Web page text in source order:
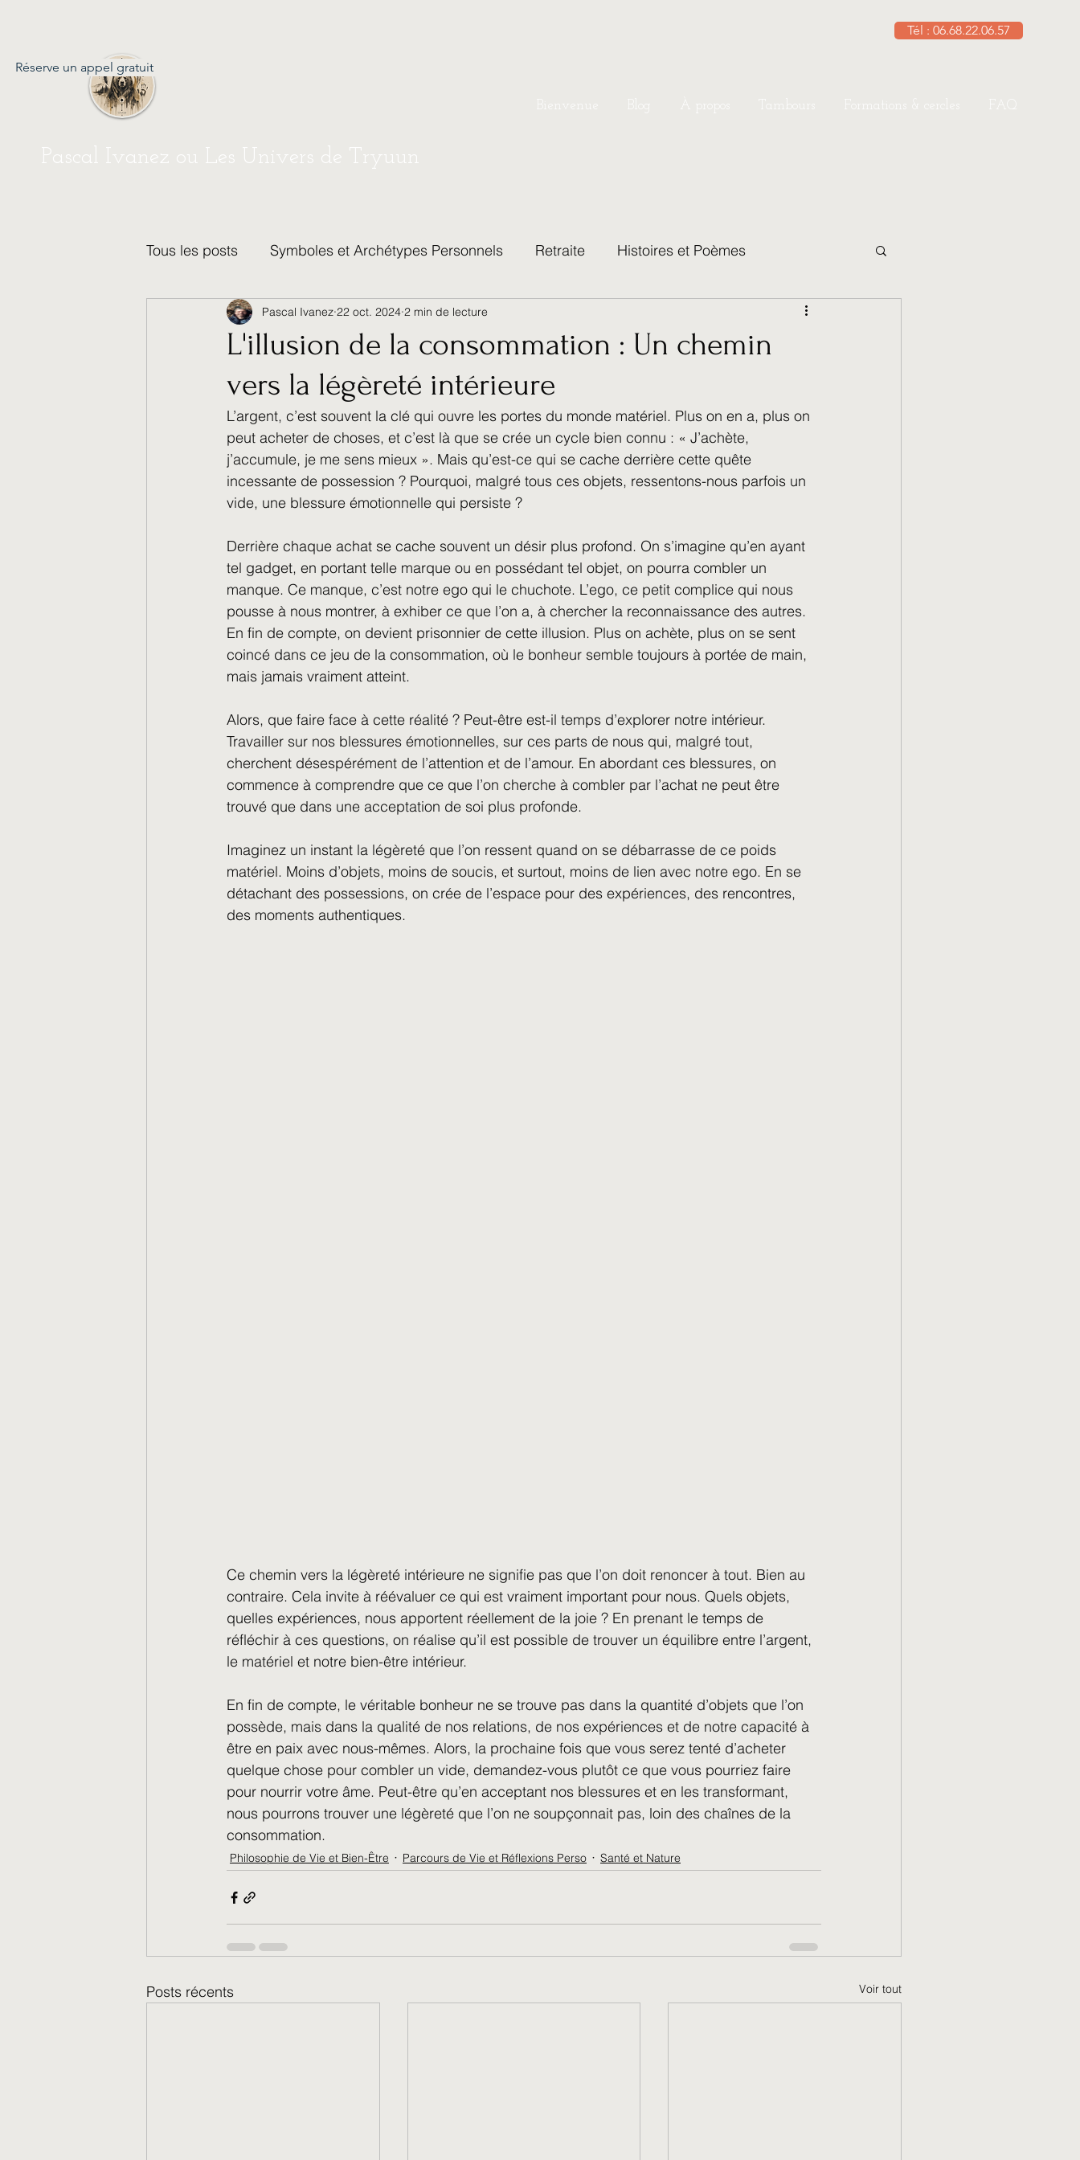
Pascal Ivanez ou Les Univers de Tryuun
Tél : 06.68.22.06.57
Réserve un appel gratuit
Bienvenue À propos Tambours Formations & cercles FAQ
Tous les posts Symboles et Archétypes Personnels Retraite Histoires et Poèmes
Créativité et Artisanat Philosophie de Vie et Bien-Être
Spiritualité et Énergétique Parcours de Vie et Réflexions Perso
Santé et Nature Les émotions Mes Moi Chroniques du Vivant
L'illusion de la consommation : Un chemin
vers la légèreté intérieure
Pascal Ivanez 22 oct. 2024 2 min de lecture
L’argent, c’est souvent la clé qui ouvre les portes du monde matériel. Plus on en a, plus on
peut acheter de choses, et c’est là que se crée un cycle bien connu : « J’achète,
j’accumule, je me sens mieux ». Mais qu’est-ce qui se cache derrière cette quête
incessante de possession ? Pourquoi, malgré tous ces objets, ressentons-nous parfois un
vide, une blessure émotionnelle qui persiste ?
Derrière chaque achat se cache souvent un désir plus profond. On s’imagine qu’en ayant
tel gadget, en portant telle marque ou en possédant tel objet, on pourra combler un
manque. Ce manque, c’est notre ego qui le chuchote. L’ego, ce petit complice qui nous
pousse à nous montrer, à exhiber ce que l’on a, à chercher la reconnaissance des autres.
En fin de compte, on devient prisonnier de cette illusion. Plus on achète, plus on se sent
coincé dans ce jeu de la consommation, où le bonheur semble toujours à portée de main,
mais jamais vraiment atteint.
Alors, que faire face à cette réalité ? Peut-être est-il temps d’explorer notre intérieur.
Travailler sur nos blessures émotionnelles, sur ces parts de nous qui, malgré tout,
cherchent désespérément de l’attention et de l’amour. En abordant ces blessures, on
commence à comprendre que ce que l’on cherche à combler par l’achat ne peut être
trouvé que dans une acceptation de soi plus profonde.
Imaginez un instant la légèreté que l’on ressent quand on se débarrasse de ce poids
matériel. Moins d’objets, moins de soucis, et surtout, moins de lien avec notre ego. En se
détachant des possessions, on crée de l’espace pour des expériences, des rencontres,
des moments authentiques.
Ce chemin vers la légèreté intérieure ne signifie pas que l’on doit renoncer à tout. Bien au
contraire. Cela invite à réévaluer ce qui est vraiment important pour nous. Quels objets,
quelles expériences, nous apportent réellement de la joie ? En prenant le temps de
réfléchir à ces questions, on réalise qu’il est possible de trouver un équilibre entre l’argent,
le matériel et notre bien-être intérieur.
En fin de compte, le véritable bonheur ne se trouve pas dans la quantité d’objets que l’on
possède, mais dans la qualité de nos relations, de nos expériences et de notre capacité à
être en paix avec nous-mêmes. Alors, la prochaine fois que vous serez tenté d’acheter
quelque chose pour combler un vide, demandez-vous plutôt ce que vous pourriez faire
pour nourrir votre âme. Peut-être qu’en acceptant nos blessures et en les transformant,
nous pourrons trouver une légèreté que l’on ne soupçonnait pas, loin des chaînes de la
consommation.
Philosophie de Vie et Bien-Être Parcours de Vie et Réflexions Perso Santé et Nature
Posts récents Voir tout